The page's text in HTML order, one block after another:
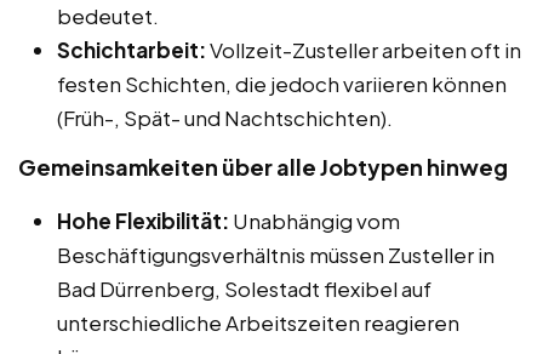
bedeutet.
Schichtarbeit:Vollzeit-Zusteller arbeiten oft in
festen Schichten, die jedoch variieren können
(Früh-, Spät- und Nachtschichten).
Gemeinsamkeiten über alle Jobtypen hinweg
Hohe Flexibilität: Unabhängig vom
Beschäftigungsverhältnis müssen Zusteller in
Bad Dürrenberg, Solestadt flexibel auf
unterschiedliche Arbeitszeiten reagieren